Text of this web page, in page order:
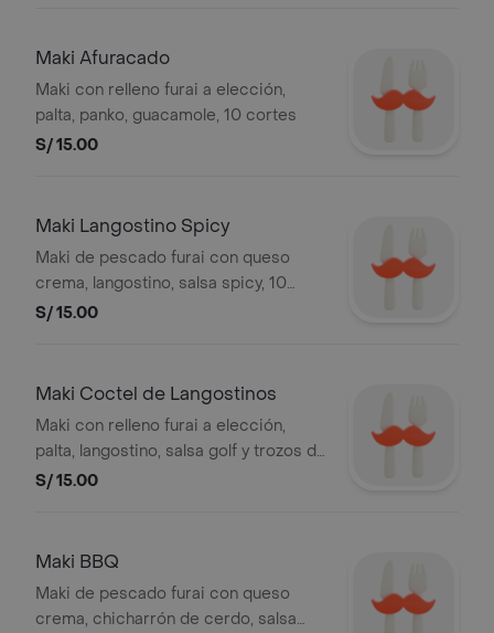
Maki Afuracado
Maki con relleno furai a elección,
palta, panko, guacamole, 10 cortes
S/ 15.00
Maki Langostino Spicy
Maki de pescado furai con queso
crema, langostino, salsa spicy, 10
cortes
S/ 15.00
Maki Coctel de Langostinos
Maki con relleno furai a elección,
palta, langostino, salsa golf y trozos de
palta, 10 cortes
S/ 15.00
Maki BBQ
Maki de pescado furai con queso
crema, chicharrón de cerdo, salsa